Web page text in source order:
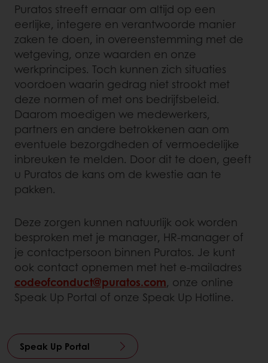
Puratos streeft ernaar om altijd op een
eerlijke, integere en verantwoorde manier
zaken te doen, in overeenstemming met de
wetgeving, onze waarden en onze
werkprincipes. Toch kunnen zich situaties
voordoen waarin gedrag niet strookt met
deze normen of met ons bedrijfsbeleid.
Daarom moedigen we medewerkers,
partners en andere betrokkenen aan om
eventuele bezorgdheden of vermoedelijke
inbreuken te melden. Door dit te doen, geeft
u Puratos de kans om de kwestie aan te
pakken.
Deze zorgen kunnen natuurlijk ook worden
besproken met je manager, HR-manager of
je contactpersoon binnen Puratos. Je kunt
ook contact opnemen met het e-mailadres
codeofconduct@puratos.com, onze online
Speak Up Portal of onze Speak Up Hotline.
Speak Up Portal